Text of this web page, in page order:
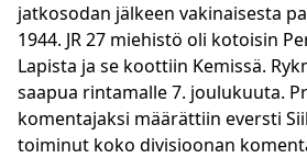
jatkosodan jälkeen vakinaisesta
1944. JR 27 miehistö oli kotoisin
Lapista ja se koottiin Kemissä.
saapua rintamalle 7. joulukuuta.
komentajaksi määrättiin eversti
toiminut koko divisioonan